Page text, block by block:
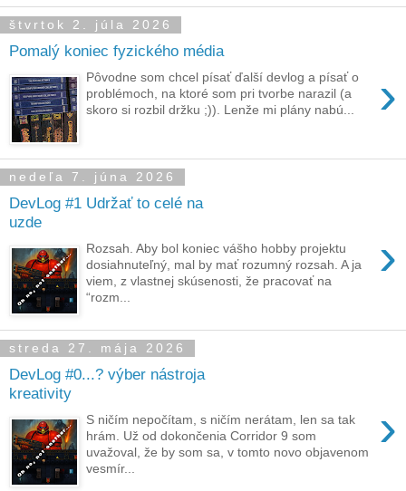
štvrtok 2. júla 2026
Pomalý koniec fyzického média
›
Pôvodne som chcel písať ďalší devlog a písať o
problémoch, na ktoré som pri tvorbe narazil (a
skoro si rozbil držku ;)). Lenže mi plány nabú...
nedeľa 7. júna 2026
DevLog #1 Udržať to celé na
uzde
›
Rozsah. Aby bol koniec vášho hobby projektu
dosiahnuteľný, mal by mať rozumný rozsah. A ja
viem, z vlastnej skúsenosti, že pracovať na
“rozm...
streda 27. mája 2026
DevLog #0...? výber nástroja
kreativity
›
S ničím nepočítam, s ničím nerátam, len sa tak
hrám. Už od dokončenia Corridor 9 som
uvažoval, že by som sa, v tomto novo objavenom
vesmír...